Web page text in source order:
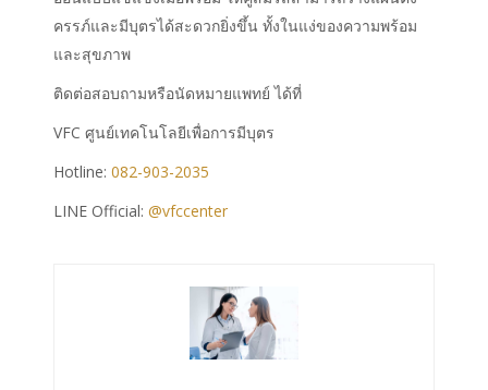
ครรภ์และมีบุตรได้สะดวกยิ่งขึ้น ทั้งในแง่ของความพร้อม
และสุขภาพ
ติดต่อสอบถามหรือนัดหมายแพทย์ ได้ที่
VFC ศูนย์เทคโนโลยีเพื่อการมีบุตร
Hotline: 082-903-2035
LINE Official: @vfccenter